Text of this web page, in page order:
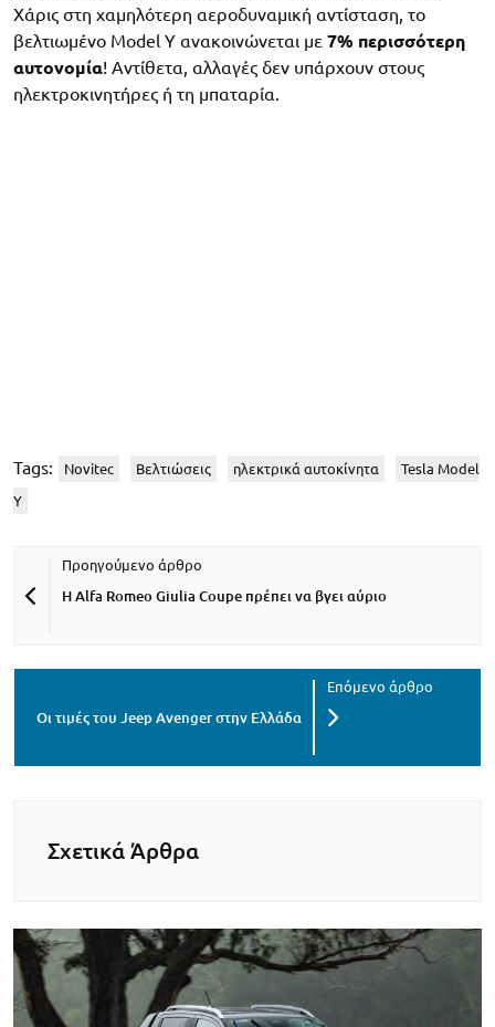
Χάρις στη χαμηλότερη αεροδυναμική αντίσταση, το
βελτιωμένο Model Y ανακοινώνεται με 7% περισσότερη
αυτονομία! Αντίθετα, αλλαγές δεν υπάρχουν στους
ηλεκτροκινητήρες ή τη μπαταρία.
Tags: Novitec Βελτιώσεις ηλεκτρικά αυτοκίνητα Tesla Model
Y
Η Alfa Romeo Giulia Coupe πρέπει να βγει αύριο
Οι τιμές του Jeep Avenger στην Ελλάδα
Σχετικά Άρθρα